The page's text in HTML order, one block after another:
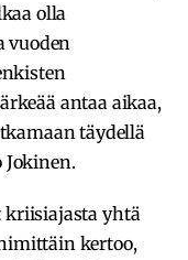
olla
vuoden
antaa aikaa,
täydellä
Jokinen.
kriisiajasta yhtä
kertoo,